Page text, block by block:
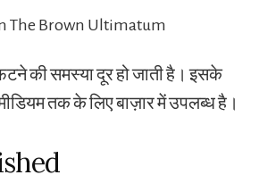
की समस्या दूर हो जाती है। इसके
तक के लिए बाज़ार में उपलब्ध है।